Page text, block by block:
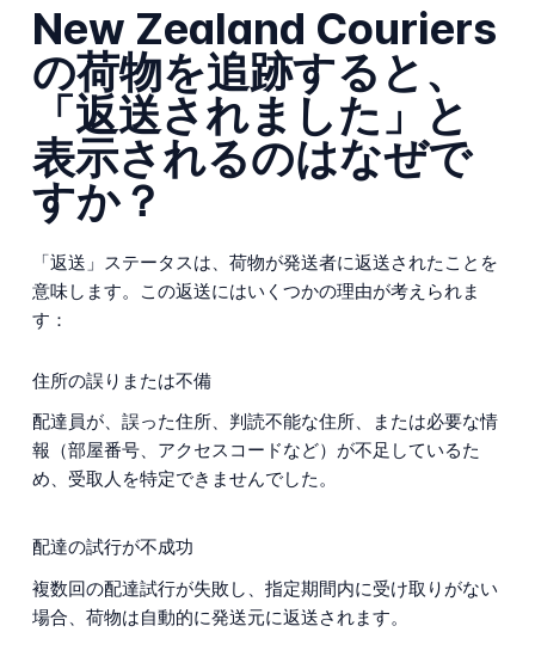
New Zealand Couriers
の荷物を追跡すると、
「返送されました」と
表示されるのはなぜで
すか？
「返送」ステータスは、荷物が発送者に返送されたことを
意味します。この返送にはいくつかの理由が考えられま
す：
住所の誤りまたは不備
配達員が、誤った住所、判読不能な住所、または必要な情
報（部屋番号、アクセスコードなど）が不足しているた
め、受取人を特定できませんでした。
配達の試行が不成功
複数回の配達試行が失敗し、指定期間内に受け取りがない
場合、荷物は自動的に発送元に返送されます。